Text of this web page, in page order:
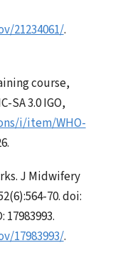
21234061/.
course,
SA 3.0 IGO,
i/item/WHO-
J Midwifery
70. doi:
17983993.
17983993/.